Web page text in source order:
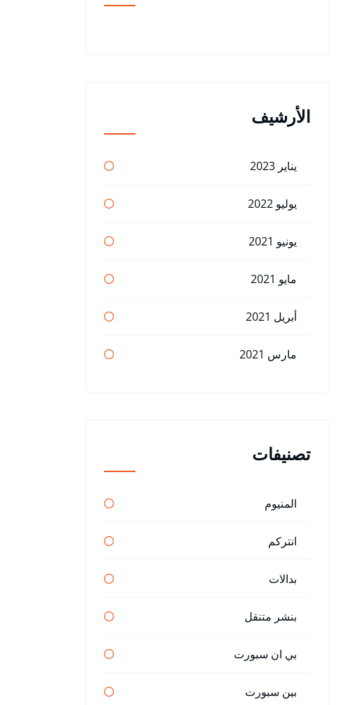
الأرشيف
يناير 2023
يوليو 2022
يونيو 2021
مايو 2021
أبريل 2021
مارس 2021
تصنيفات
المنيوم
انتركم
بدالات
بنشر متنقل
بي ان سبورت
بين سبورت